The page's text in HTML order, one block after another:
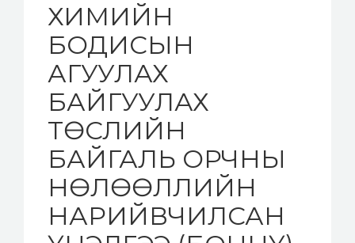
ХИМИЙН
БОДИСЫН
АГУУЛАХ
БАЙГУУЛАХ
ТӨСЛИЙН
БАЙГАЛЬ ОРЧНЫ
НӨЛӨӨЛЛИЙН
НАРИЙВЧИЛСАН